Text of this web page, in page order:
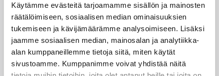
Käytämme evästeitä tarjoamamme sisällön ja mainosten
räätälöimiseen, sosiaalisen median ominaisuuksien
tukemiseen ja kävijämäärämme analysoimiseen. Lisäksi
jaamme sosiaalisen median, mainosalan ja analytiikka-
alan kumppaneillemme tietoja siitä, miten käytät
sivustoamme. Kumppanimme voivat yhdistää näitä